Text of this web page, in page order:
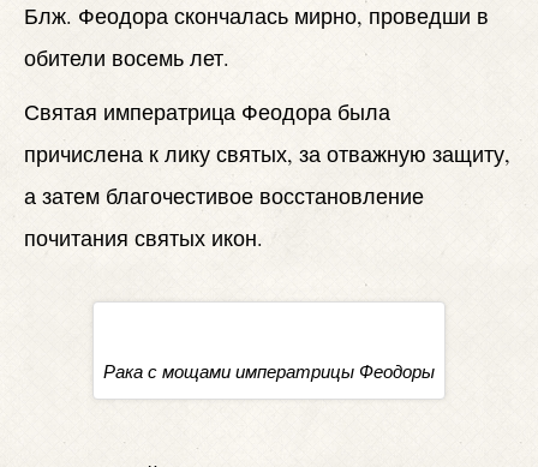
Блж. Феодора скончалась мирно, проведши в
обители восемь лет.
Святая императрица Феодора была
причислена к лику святых, за отважную защиту,
а затем благочестивое восстановление
почитания святых икон.
Рака с мощами императрицы Феодоры